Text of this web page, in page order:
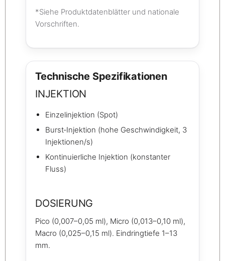
*Siehe Produktdatenblätter und nationale
Vorschriften.
Technische Spezifikationen
INJEKTION
Einzelinjektion (Spot)
Burst‑Injektion (hohe Geschwindigkeit, 3
Injektionen/s)
Kontinuierliche Injektion (konstanter
Fluss)
DOSIERUNG
Pico (0,007–0,05 ml), Micro (0,013–0,10 ml),
Macro (0,025–0,15 ml). Eindringtiefe 1–13
mm.